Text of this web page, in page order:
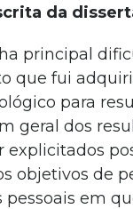
da
principal
que fui
para
geral dos
explicitados
objetivos de
em